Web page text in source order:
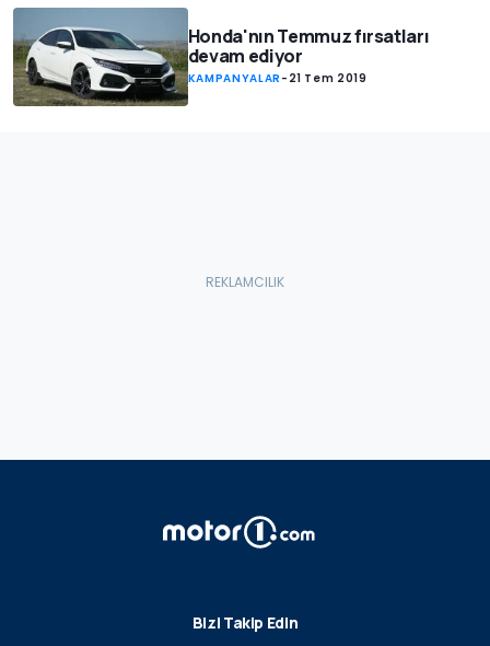
Honda'nın Temmuz fırsatları
devam ediyor
KAMPANYALAR - 21 Tem 2019
Bizi Takip Edin